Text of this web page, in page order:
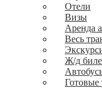
Отели
Визы
Аренда
Весь
Ж/д
Готовые